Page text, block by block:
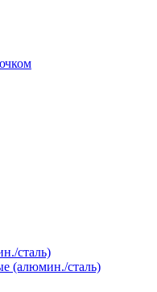
сталь)
(алюмин./сталь)